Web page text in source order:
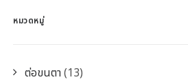
หมวดหมู่
ต่อขนตา(13)